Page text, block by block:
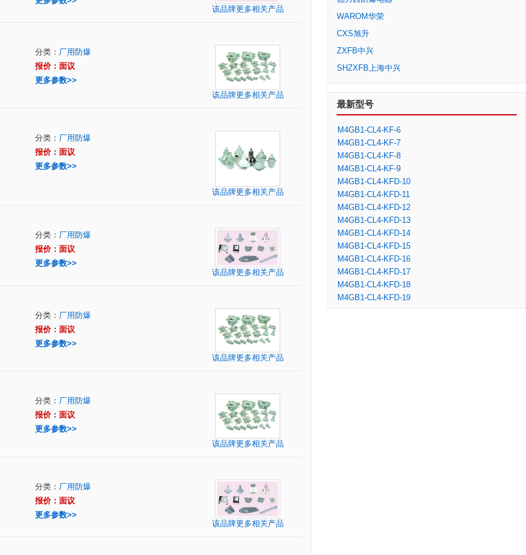
该品牌更多相关产品
分类： 厂用防爆
报价：面议
更多参数>>
该品牌更多相关产品
分类： 厂用防爆
报价：面议
更多参数>>
该品牌更多相关产品
分类： 厂用防爆
报价：面议
更多参数>>
该品牌更多相关产品
分类： 厂用防爆
报价：面议
更多参数>>
该品牌更多相关产品
分类： 厂用防爆
报价：面议
更多参数>>
该品牌更多相关产品
分类： 厂用防爆
报价：面议
更多参数>>
该品牌更多相关产品
WAROM华荣
CXS旭升
ZXFB中兴
SHZXFB上海中兴
最新型号
M4GB1-CL4-KF-6
M4GB1-CL4-KF-7
M4GB1-CL4-KF-8
M4GB1-CL4-KF-9
M4GB1-CL4-KFD-10
M4GB1-CL4-KFD-11
M4GB1-CL4-KFD-12
M4GB1-CL4-KFD-13
M4GB1-CL4-KFD-14
M4GB1-CL4-KFD-15
M4GB1-CL4-KFD-16
M4GB1-CL4-KFD-17
M4GB1-CL4-KFD-18
M4GB1-CL4-KFD-19